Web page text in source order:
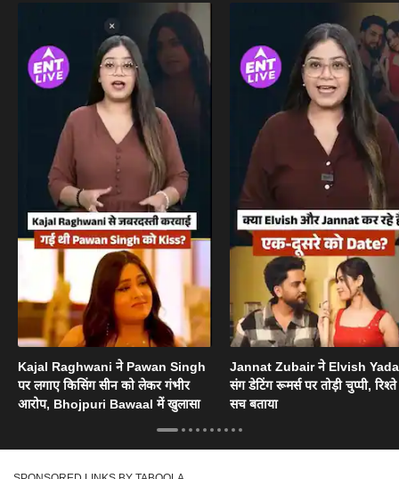
Kajal Raghwani ने Pawan Singh
पर लगाए किसिंग सीन को लेकर गंभीर
आरोप, Bhojpuri Bawaal में खुलासा
Jannat Zubair ने Elvish
संग डेटिंग रूमर्स पर तोड़ी चुप्पी,
सच बताया